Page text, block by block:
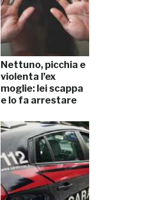
Nettuno, picchia e
violenta l’ex
moglie: lei scappa
e lo fa arrestare